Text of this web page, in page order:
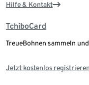
Hilfe & Kontakt
TchiboCard
TreueBohnen sammeln
Jetzt kostenlos registrieren